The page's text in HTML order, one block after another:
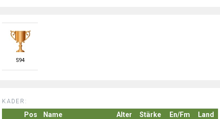
S94
KADER:
Pos Name Alter Stärke En/Fm
Land